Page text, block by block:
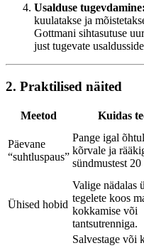
Usalduse tugevdamine:
kuulatakse ja
Gottmani sihtasutuse
just tugevate
2. Praktilised näited
Meetod Kuidas
Päevane
“suhtluspaus”
Pange igal
kõrvale ja
sündmustest
Ühised hobid
Valige nädalas
tegelete koos
kokkamise või
tantsutrenniga.
Salvestage või